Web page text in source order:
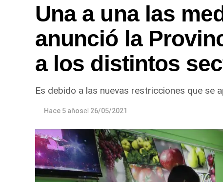
Una a una las
anunció la
a los distintos
Es debido a las nuevas restricciones que se
Hace 5 añosel 26/05/2021